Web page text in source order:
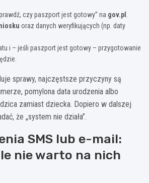
czy paszport jest gotowy” na gov.pl
oraz danych weryfikujących (np. daty
i – jeśli paszport jest gotowy – przygotowanie
sprawy, najczęstsze przyczyny są
pomylona data urodzenia albo
zamiast dziecka. Dopiero w dalszej
że „system nie działa”.
SMS lub e-mail:
nie warto na nich